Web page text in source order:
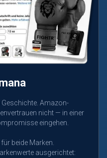
Amazon-
nicht — in einer
eingehen.
beide Marken.
ausgerichtet: